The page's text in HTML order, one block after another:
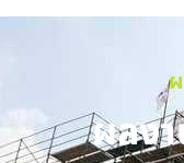
ผลง